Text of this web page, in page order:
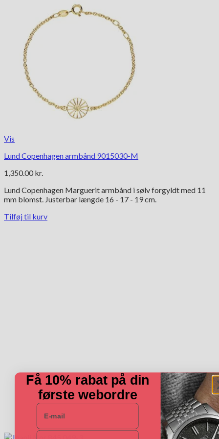
Vis
Lund Copenhagen armbånd 9015030-M
1,350.00 kr.
Lund Copenhagen Marguerit armbånd i sølv forgyldt med 11
mm blomst. Justerbar længde 16 - 17 - 19 cm.
Tilføj til kurv
Få 10% rabat på din
første webordre
E-mail
Navn